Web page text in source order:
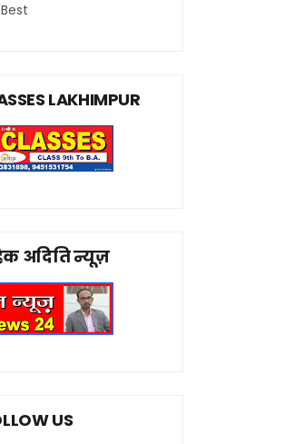
LAKHIMPUR
अदिति न्यूज़
US